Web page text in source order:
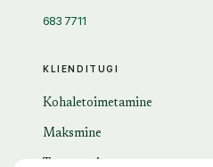
KLIENDITUGI
Kohaletoimetamine
Maksmine
683 7711